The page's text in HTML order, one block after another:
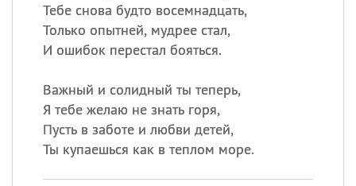
Тебе снова будто восемнадцать,
Только опытней, мудрее стал,
И ошибок перестал бояться.
Важный и солидный ты теперь,
Я тебе желаю не знать горя,
Пусть в заботе и любви детей,
Ты купаешься как в теплом море.